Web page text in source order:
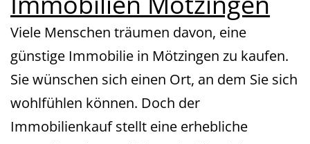
Viele Menschen träumen davon, eine
günstige Immobilie in Mötzingen zu kaufen.
Sie wünschen sich einen Ort, an dem Sie sich
wohlfühlen können. Doch der
Immobilienkauf stellt eine erhebliche